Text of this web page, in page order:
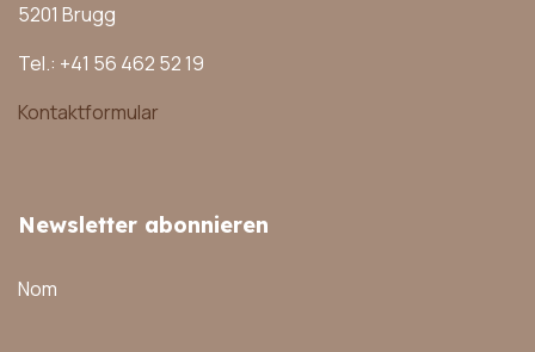
5201 Brugg
Tel.: +41 56 462 52 19
Kontaktformular
Newsletter abonnieren
Nom